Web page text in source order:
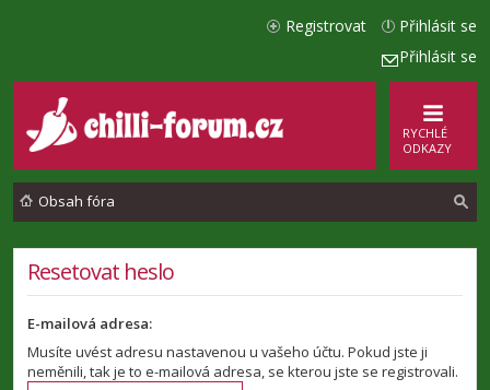
Přihlásit se
Přihlásit se
Registrovat
RYCHLÉ
ODKAZY
Obsah fóra
Resetovat heslo
E-mailová adresa:
Musíte uvést adresu nastavenou u vašeho účtu. Pokud jste ji
neměnili, tak je to e-mailová adresa, se kterou jste se registrovali.